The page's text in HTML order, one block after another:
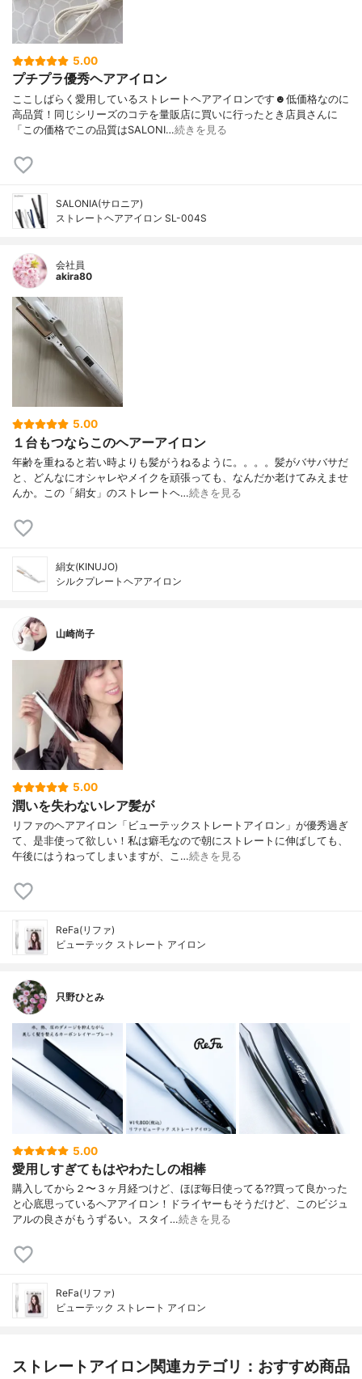
5.00
プチプラ優秀ヘアアイロン
ここしばらく愛用しているストレートヘアアイロンです☻低価格なのに
高品質！同じシリーズのコテを量販店に買いに行ったとき店員さんに
「この価格でこの品質はSALONI…続きを見る
SALONIA(サロニア)
ストレートヘアアイロン SL-004S
会社員
akira80
5.00
１台もつならこのヘアーアイロン
年齢を重ねると若い時よりも髪がうねるように。。。。髪がバサバサだ
と、どんなにオシャレやメイクを頑張っても、なんだか老けてみえませ
んか。この「絹女」のストレートヘ…続きを見る
絹女(KINUJO)
シルクプレートヘアアイロン
山崎尚子
5.00
潤いを失わないレア髪が
リファのヘアアイロン「ビューテックストレートアイロン」が優秀過ぎ
て、是非使って欲しい！私は癖毛なので朝にストレートに伸ばしても、
午後にはうねってしまいますが、こ…続きを見る
ReFa(リファ)
ビューテック ストレート アイロン
只野ひとみ
5.00
愛用しすぎてもはやわたしの相棒
購入してから２〜３ヶ月経つけど、ほぼ毎日使ってる??買って良かった
と心底思っているヘアアイロン！ドライヤーもそうだけど、このビジュ
アルの良さがもうずるい。スタイ…続きを見る
ReFa(リファ)
ビューテック ストレート アイロン
ストレートアイロン関連カテゴリ：おすすめ商品